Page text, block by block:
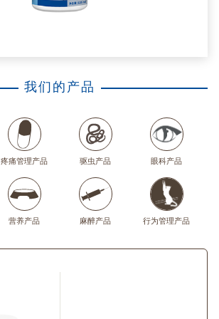
我们的产品
疼痛管理产品 驱虫产品 眼科产品
营养产品 麻醉产品 行为管理产品